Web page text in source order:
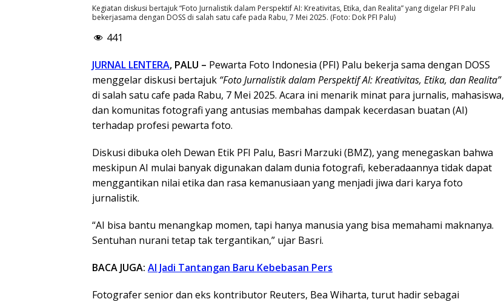
Kegiatan diskusi bertajuk “Foto Jurnalistik dalam Perspektif AI: Kreativitas, Etika, dan Realita” yang digelar PFI Palu
bekerjasama dengan DOSS di salah satu cafe pada Rabu, 7 Mei 2025. (Foto: Dok PFI Palu)
441
JURNAL LENTERA, PALU – Pewarta Foto Indonesia (PFI) Palu bekerja sama dengan DOSS
menggelar diskusi bertajuk “Foto Jurnalistik dalam Perspektif AI: Kreativitas, Etika, dan Realita”
di salah satu cafe pada Rabu, 7 Mei 2025. Acara ini menarik minat para jurnalis, mahasiswa,
dan komunitas fotografi yang antusias membahas dampak kecerdasan buatan (AI)
terhadap profesi pewarta foto.
Diskusi dibuka oleh Dewan Etik PFI Palu, Basri Marzuki (BMZ), yang menegaskan bahwa
meskipun AI mulai banyak digunakan dalam dunia fotografi, keberadaannya tidak dapat
menggantikan nilai etika dan rasa kemanusiaan yang menjadi jiwa dari karya foto
jurnalistik.
“AI bisa bantu menangkap momen, tapi hanya manusia yang bisa memahami maknanya.
Sentuhan nurani tetap tak tergantikan,” ujar Basri.
BACA JUGA: AI Jadi Tantangan Baru Kebebasan Pers
Fotografer senior dan eks kontributor Reuters, Bea Wiharta, turut hadir sebagai